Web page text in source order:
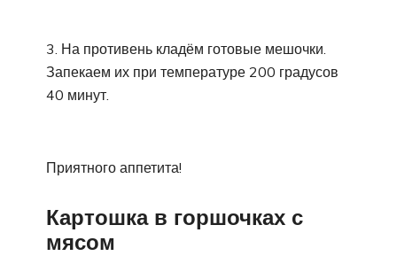
3. На противень кладём готовые мешочки.
Запекаем их при температуре 200 градусов
40 минут.
Приятного аппетита!
Картошка в горшочках с
мясом